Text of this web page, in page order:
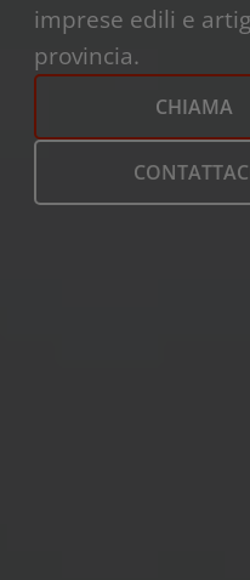
imprese edili e
provincia.
CHIAMA